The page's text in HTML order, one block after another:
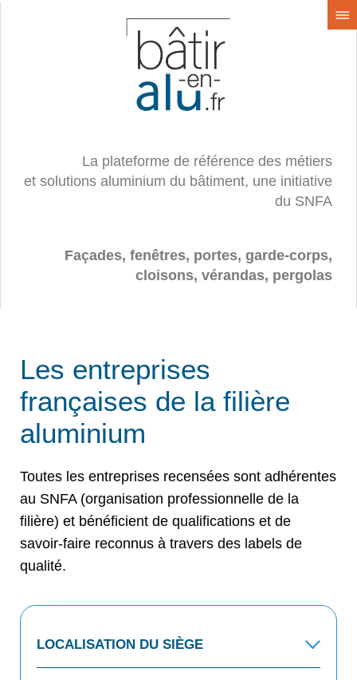
La plateforme de référence des métiers
et solutions aluminium du bâtiment, une initiative
du SNFA
Façades, fenêtres, portes, garde-corps,
cloisons, vérandas, pergolas
Les entreprises
françaises de la filière
aluminium
Toutes les entreprises recensées sont adhérentes
au SNFA (organisation professionnelle de la
filière) et bénéficient de qualifications et de
savoir-faire reconnus à travers des labels de
qualité.